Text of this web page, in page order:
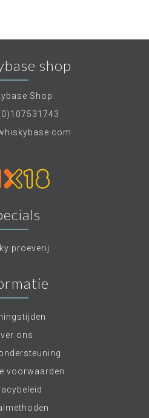
shop
Shop
proeverij
ons
voorwaarden